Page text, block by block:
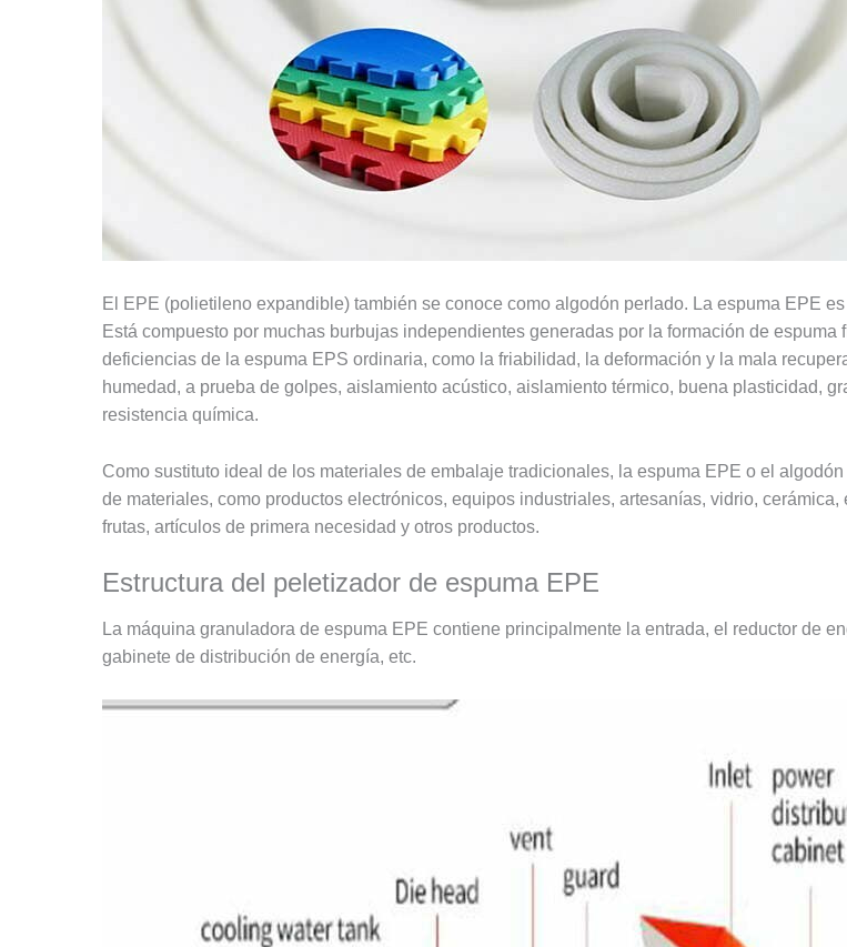
El EPE (polietileno expandible) también se conoce como algodón perlado. La espuma EPE
Está compuesto por muchas burbujas independientes generadas por la formación de
deficiencias de la espuma EPS ordinaria, como la friabilidad, la deformación y la mala
humedad, a prueba de golpes, aislamiento acústico, aislamiento térmico, buena plasticidad,
resistencia química.
Como sustituto ideal de los materiales de embalaje tradicionales, la espuma EPE o el
de materiales, como productos electrónicos, equipos industriales, artesanías, vidrio,
frutas, artículos de primera necesidad y otros productos.
Estructura del peletizador de espuma EPE
La máquina granuladora de espuma EPE contiene principalmente la entrada, el reductor de
gabinete de distribución de energía, etc.